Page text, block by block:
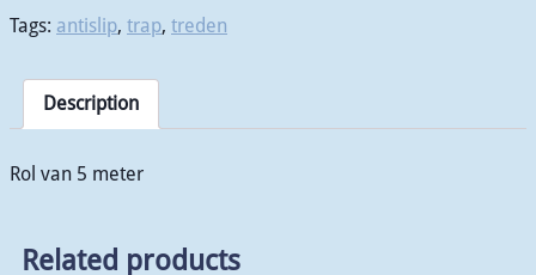
Tags: antislip, trap, treden
Description
Rol van 5 meter
Related products